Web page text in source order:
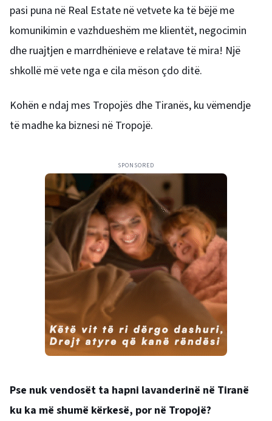
pasi puna në Real Estate në vetvete ka të bëjë me
komunikimin e vazhdueshëm me klientët, negocimin
dhe ruajtjen e marrdhënieve e relatave të mira! Një
shkollë më vete nga e cila mëson çdo ditë.
Kohën e ndaj mes Tropojës dhe Tiranës, ku vëmendje
të madhe ka biznesi në Tropojë.
SPONSORED
Pse nuk vendosët ta hapni lavanderinë në Tiranë
ku ka më shumë kërkesë, por në Tropojë?